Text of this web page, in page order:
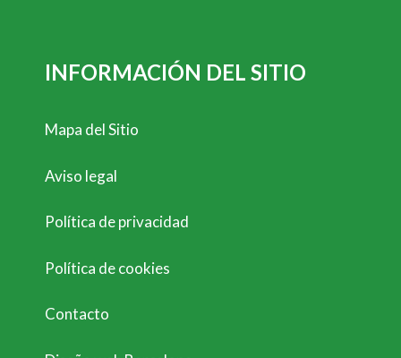
INFORMACIÓN DEL SITIO
Mapa del Sitio
Aviso legal
Política de privacidad
Política de cookies
Contacto